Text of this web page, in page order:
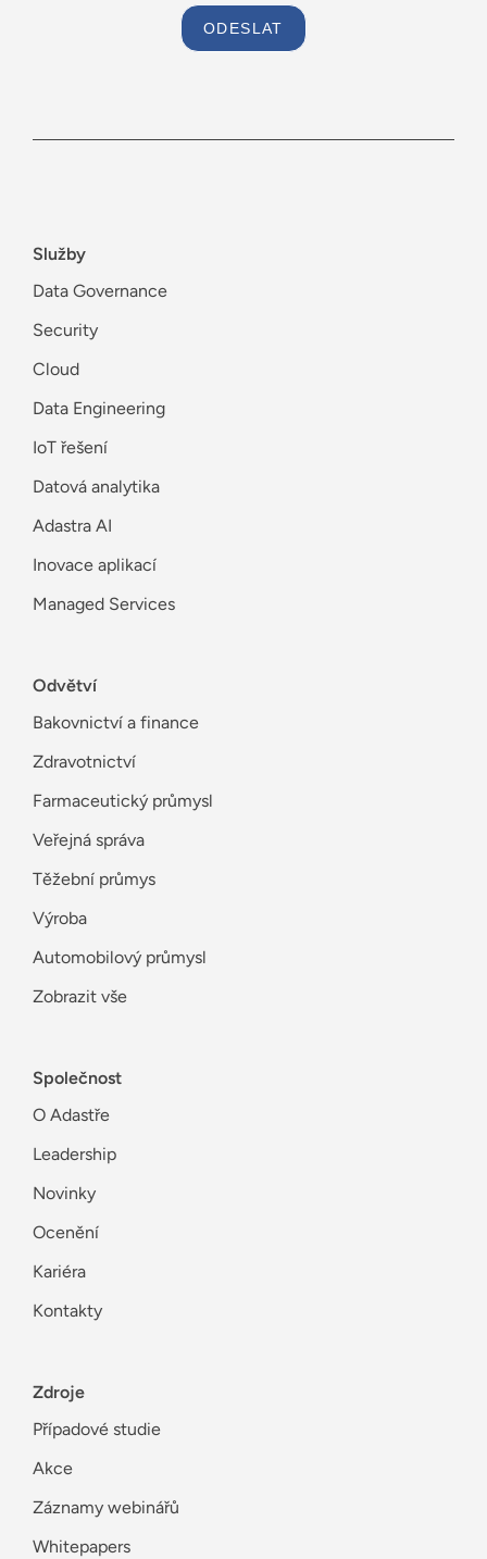
ODESLAT
Služby
Data Governance
Security
Cloud
Data Engineering
IoT řešení
Datová analytika
Adastra AI
Inovace aplikací
Managed Services
Odvětví
Bakovnictví a finance
Zdravotnictví
Farmaceutický průmysl
Veřejná správa
Těžební průmys
Výroba
Automobilový průmysl
Zobrazit vše
Společnost
O Adastře
Leadership
Novinky
Ocenění
Kariéra
Kontakty
Zdroje
Případové studie
Akce
Záznamy webinářů
Whitepapers